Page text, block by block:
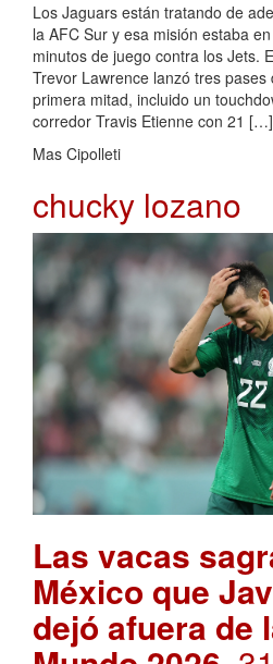
Los Jaguars están tratando de
la AFC Sur y esa misión estaba
minutos de juego contra los Jets.
Trevor Lawrence lanzó tres
primera mitad, incluido un
corredor Travis Etienne con 21 […]
Mas Cipolleti
chucky lozano
Las vacas
México que
dejó afuera de